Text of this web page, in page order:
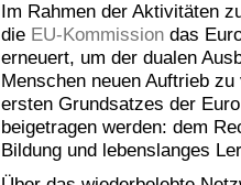
Im Rahmen der Aktivitäten
die EU-Kommissiondas
erneuert, um der dualen
Menschen neuen Auftrieb
ersten Grundsatzes der
beigetragen werden: dem
Bildung und lebenslanges